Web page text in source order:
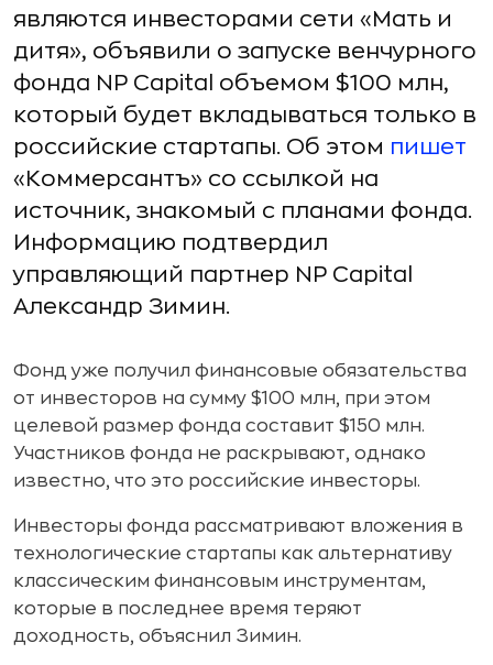
являются инвесторами сети «Мать и
дитя», объявили о запуске венчурного
фонда NP Capital объемом $100 млн,
который будет вкладываться только в
российские стартапы. Об этом пишет
«Коммерсантъ» со ссылкой на
источник, знакомый с планами фонда.
Информацию подтвердил
управляющий партнер NP Capital
Александр Зимин.
Фонд уже получил финансовые обязательства
от инвесторов на сумму $100 млн, при этом
целевой размер фонда составит $150 млн.
Участников фонда не раскрывают, однако
известно, что это российские инвесторы.
Инвесторы фонда рассматривают вложения в
технологические стартапы как альтернативу
классическим финансовым инструментам,
которые в последнее время теряют
доходность, объяснил Зимин.